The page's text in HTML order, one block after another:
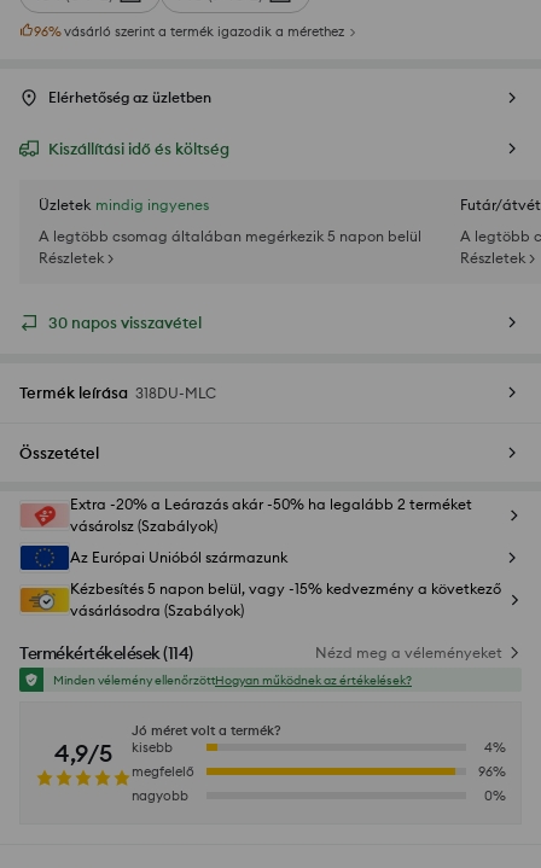
96%vásárló szerint a termék igazodik a mérethez
Elérhetőség az üzletben
Kiszállítási idő és költség
Üzletek mindig ingyenes
A legtöbb csomag általában megérkezik 5 napon belül
Részletek >
Futár/
A legtöbb
Részletek >
30 napos visszavétel
Termék leírása 318DU-MLC
Összetétel
Extra -20% a Leárazás akár -50% ha legalább 2 terméket
vásárolsz (Szabályok)
Az Európai Unióból származunk
Kézbesítés 5 napon belül, vagy -15% kedvezmény a következő
vásárlásodra (Szabályok)
Termékértékelések(114) Nézd meg a véleményeket
Minden vélemény ellenőrzöttHogyan működnek az értékelések?
4,9/5
Jó méret volt a termék?
kisebb
4%
megfelelő
96%
nagyobb
0%